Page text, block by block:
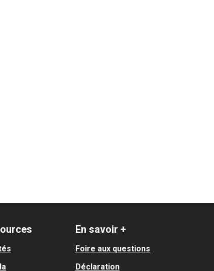
En savoir +
Foire aux questions
Déclaration